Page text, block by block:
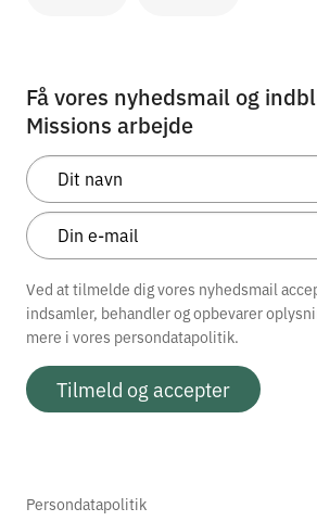
Få vores nyhedsmail og
Missions arbejde
Ved at tilmelde dig vores nyhedsmail
indsamler, behandler og opbevarer
mere i vores persondatapolitik.
Tilmeld og accepter
Persondatapolitik